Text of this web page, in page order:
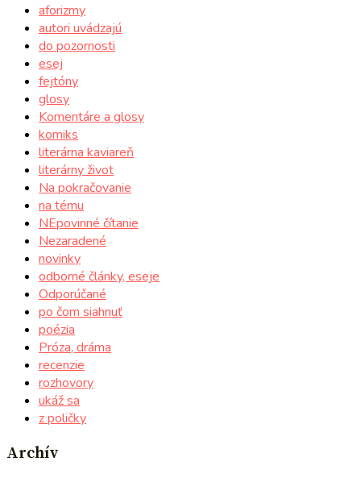
aforizmy
autori uvádzajú
do pozornosti
esej
fejtóny
glosy
Komentáre a glosy
komiks
literárna kaviareň
literárny život
Na pokračovanie
na tému
NEpovinné čítanie
Nezaradené
novinky
odborné články, eseje
Odporúčané
po čom siahnuť
poézia
Próza, dráma
recenzie
rozhovory
ukáž sa
z poličky
Archív